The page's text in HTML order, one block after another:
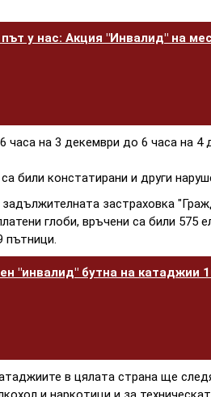
у нас: Акция "Инвалид" на
часа на 3 декември до 6 часа на 4
били констатирани и други
застраховка
глоби, връчени са били 575
пътници.
"инвалид" бутна на катаджии
в цялата страна ще